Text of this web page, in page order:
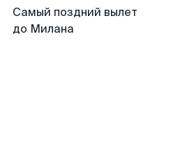
Самый поздний вылет
до Милана